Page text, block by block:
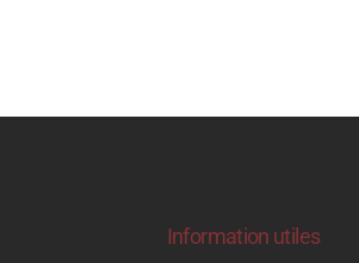
Information utiles